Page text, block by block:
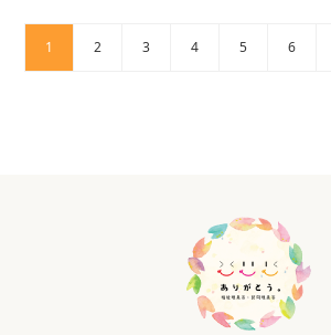
1 2 3 4 5 6